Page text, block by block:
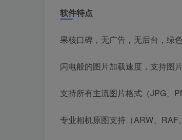
软件特点
果核口碑，无广告，无后台，绿
闪电般的图片加载速度，支持图
支持所有主流图片格式（JPG、
专业相机原图支持（ARW、